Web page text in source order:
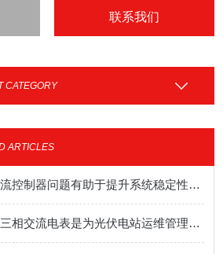
联系我们
CATEGORY
ARTICLES
及时解决光伏防逆流控制器问题有助于提升系统稳定性与运维效率
正确安装光伏电站三相交流电表是为光伏电站运维管理提供技术支持的关键